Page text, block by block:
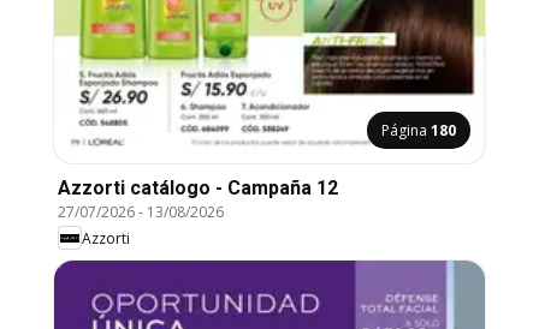
Página 180
Azzorti catálogo - Campaña 12
27/07/2026- 13/08/2026
Azzorti